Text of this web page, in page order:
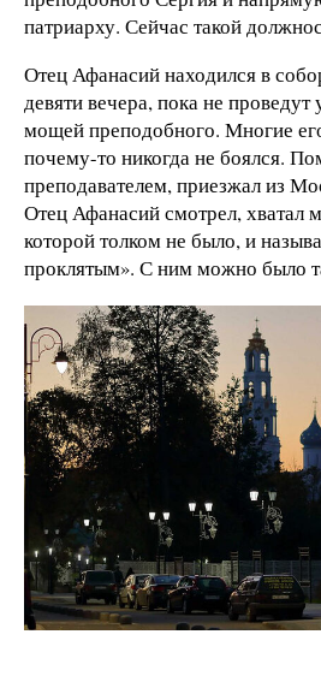
патриарху. Сейчас такой
Отец Афанасий находился в
девяти вечера, пока не проведут
мощей преподобного. Многие
почему-то никогда не боялся.
преподавателем, приезжал из
Отец Афанасий смотрел, хватал
которой толком не было, и
проклятым». С ним можно было